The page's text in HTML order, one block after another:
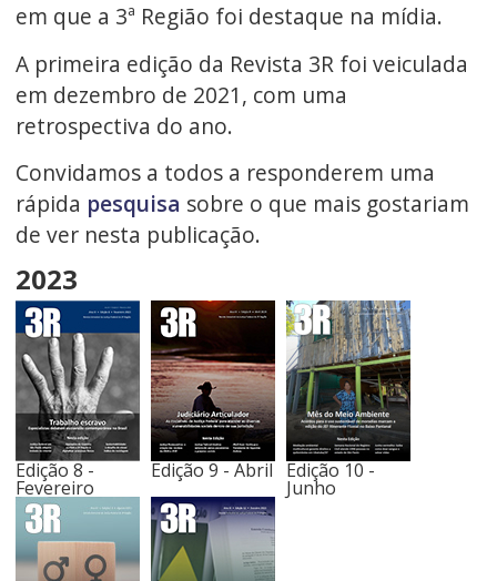
em que a 3ª Região foi destaque na mídia.
A primeira edição da Revista 3R foi veiculada
em dezembro de 2021, com uma
retrospectiva do ano.
Convidamos a todos a responderem uma
rápida pesquisa sobre o que mais gostariam
de ver nesta publicação.
2023
Edição 8 -
Fevereiro
Edição 9 - Abril Edição 10 -
Junho